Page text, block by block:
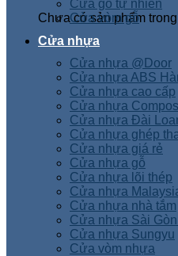
Chưa có sản phẩm
Cửa gỗ tự nhiên
Cửa vòm gỗ
Cửa nhựa
Cửa nhựa @Door
Cửa nhựa ABS
Cửa nhựa cao cấp
Cửa nhựa
Cửa nhựa Đài
Cửa nhựa ghép
Cửa nhựa giá rẻ
Cửa nhựa gỗ
Cửa nhựa lõi thép
Cửa nhựa
Cửa nhựa nhà tắm
Cửa nhựa Sài
Cửa nhựa Sungyu
Cửa vòm nhựa